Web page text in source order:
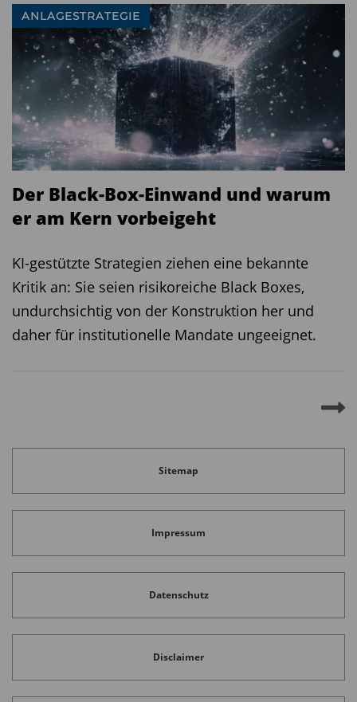
ANLAGESTRATEGIE
Der Black-Box-Einwand und warum
er am Kern vorbeigeht
KI-gestützte Strategien ziehen eine bekannte
Kritik an: Sie seien risikoreiche Black Boxes,
undurchsichtig von der Konstruktion her und
daher für institutionelle Mandate ungeeignet.
Sitemap
Impressum
Datenschutz
Disclaimer